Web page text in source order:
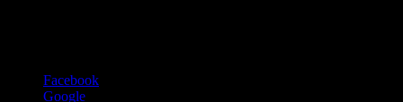
Facebook
Google